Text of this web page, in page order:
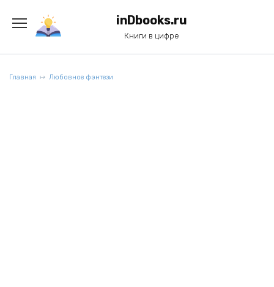
содержанию
inDbooks.ru
Книги в цифре
Главная Любовное фэнтези